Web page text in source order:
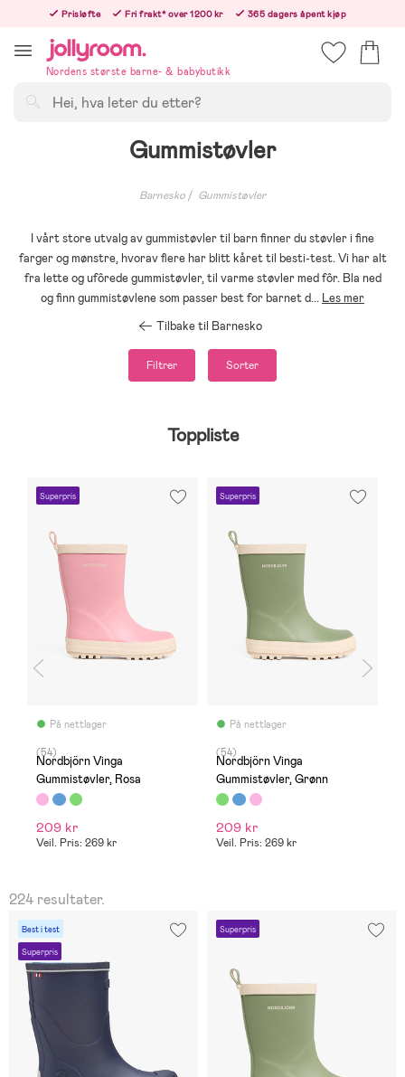
innehållet
Prisløfte Fri frakt* over 1200 kr
365 dagers åpent kjøp
Nordens største barne- & babybutikk
Gummistøvler
Barnesko Gummistøvler
I vårt store utvalg av gummistøvler til barn finner du støvler i fine
farger og mønstre, hvorav flere har blitt kåret til besti-test. Vi har alt
fra lette og ufôrede gummistøvler, til varme støvler med fôr. Bla ned
og finn gummistøvlene som passer best for barnet d... Les mer
Tilbake til Barnesko
Filtrer Sorter
Toppliste
Superpris
På nettlager
(54)
Nordbjörn Vinga
Gummistøvler, Rosa
209 kr
Veil. Pris: 269 kr
Superpris
På nettlager
(54)
Nordbjörn Vinga
Gummistøvler, Grønn
209 kr
Veil. Pris: 269 kr
224 resultater.
Best i test
Superpris
Superpris